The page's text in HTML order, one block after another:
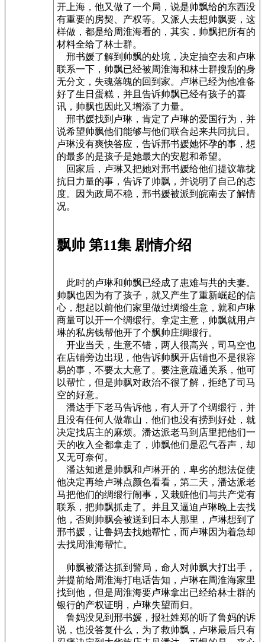
开上海，他又做了一个局，说是帅飘给的东西没
有重要的房契、产权等。又派人去想帅飘要，这
样做，都是给周淮海看的，其实，帅飘把所有的
材料全给了林士群。
邢书媛了解到帅飘的处境，决定抽空去和卢琳
联系一下，帅飘已经被周淮海和林士群搜刮的身
无分文，失魂落魄的回到家。卢琳已经为他准备
好了生日蛋糕，并且告诉帅飘已经有孩子的喜
讯，帅飘也因此又增添了力量。
邢书媛找到卢琳，肯定了卢琳的爱国行为，并
说希望帅飘他们能够与他们联合起来共同抗日。
卢琳没有爽快答应，告诉邢书媛她怀孕的事，想
的最多的是孩子是她最大的安慰和希望。
回家后，卢琳又把她对邢书媛给他们提议靠拢
抗日力量的事，告诉了帅飘，并说明了自己的态
度。因为政局不稳，邢书媛被派到皖南去了解情
况。
飘帅 第11集 剧情介绍
此时的卢琳和帅飘已经成了患难与共的夫妻。
帅飘也因为有了孩子，就又产生了重新崛起的信
心，想起以前他们家里做过绸缎生意，就和卢琳
商量可以开一个绸缎行。拿定主意，帅飘就用卢
琳的私房钱帮他开了个飘帅庄绸缎行。
开业当天，生意不错，两人很高兴，司马空也
在店铺旁边出现，他告诉帅飘开店铺也不是很容
易的事，不要太大意了。要注意疏通关系，他可
以帮忙，但是帅飘对政治不很了解，拒绝了司马
空的好意。
潘达手下老马告诉他，有人开了个绸缎行，并
且没有任何人做靠山，他们也没有捞到好处，就
决定找店主的麻烦。潘达派老马到店里把他们一
天的收入全都拿走了，帅飘他们是忍气吞声，却
又无可奈何。
潘达知道是帅飘和卢琳开的，卑劣的想法促使
他决定再给卢琳点颜色看看，第二天，潘达派老
马把他们的绸缎行闹事，又栽赃他们与共产党有
联系，把帅飘抓走了。并且又逼迫卢琳晚上去找
他，否则帅飘会被送到日本人那里，卢琳想到了
邢书媛，让鲁妈去找她帮忙，而卢琳因为着急却
去找周淮海帮忙。
帅飘被潘达抓到警局，命人对帅飘大打出手，
并提前给周淮海打电话告知，卢琳在周淮海家里
找到他，但是周淮海要卢琳拿出已经给林士群的
银行的产权证明，卢琳失望而归。
鲁妈没见到邢书媛，报社姓郑的听了鲁妈的诉
说，也没答复什么，为了救帅飘，卢琳最后只有